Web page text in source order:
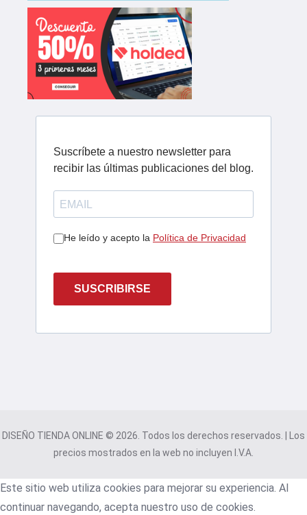
Suscríbete a nuestro newsletter para
recibir las últimas publicaciones del blog.
He leído y acepto la Política de Privacidad
SUSCRIBIRSE
DISEÑO TIENDA ONLINE © 2026. Todos los derechos reservados. | Los
precios mostrados en la web no incluyen I.V.A.
Este sitio web utiliza cookies para mejorar su experiencia. Al
continuar navegando, acepta nuestro uso de cookies.